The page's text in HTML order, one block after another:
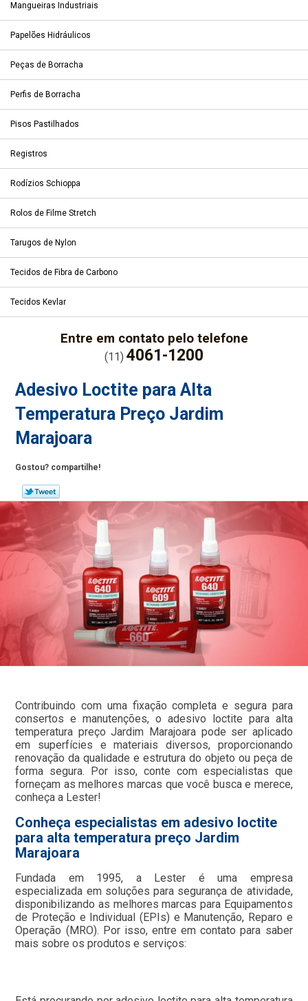
Mangueiras Industriais
Papelões Hidráulicos
Peças de Borracha
Perfis de Borracha
Pisos Pastilhados
Registros
Rodízios Schioppa
Rolos de Filme Stretch
Tarugos de Nylon
Tecidos de Fibra de Carbono
Tecidos Kevlar
Entre em contato pelo telefone
(11) 4061-1200
Adesivo Loctite para Alta
Temperatura Preço Jardim
Marajoara
Gostou? compartilhe!
Contribuindo com uma fixação completa e segura para
consertos e manutenções, o adesivo loctite para alta
temperatura preço Jardim Marajoara pode ser aplicado
em superfícies e materiais diversos, proporcionando
renovação da qualidade e estrutura do objeto ou peça de
forma segura. Por isso, conte com especialistas que
forneçam as melhores marcas que você busca e merece,
conheça a Lester!
Conheça especialistas em adesivo loctite
para alta temperatura preço Jardim
Marajoara
Fundada em 1995, a Lester é uma empresa
especializada em soluções para segurança de atividade,
disponibilizando as melhores marcas para Equipamentos
de Proteção e Individual (EPIs) e Manutenção, Reparo e
Operação (MRO). Por isso, entre em contato para saber
mais sobre os produtos e serviços: